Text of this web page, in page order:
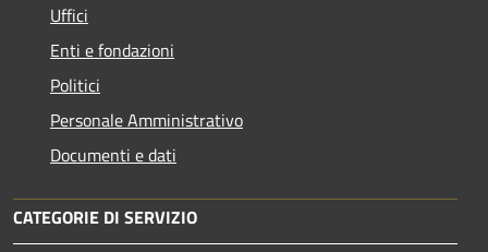
Uffici
Enti e fondazioni
Politici
Personale Amministrativo
Documenti e dati
CATEGORIE DI SERVIZIO